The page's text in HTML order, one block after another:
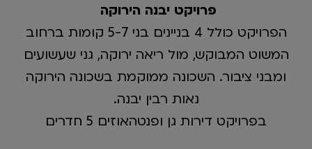
פרויקט יבנה הירוקה
הפרויקט כולל 4 בניינים בני 5-7 קומות ברחוב
המשוט המבוקש, מול ריאה ירוקה, גני שעשועים
ומבני ציבור. השכונה ממוקמת בשכונה הירוקה
נאות רבין יבנה.
בפרויקט דירות גן ופנטהאוזים 5 חדרים